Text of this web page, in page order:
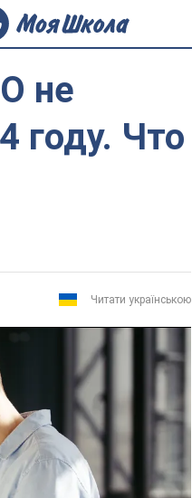
не
году. Что
Читати українською